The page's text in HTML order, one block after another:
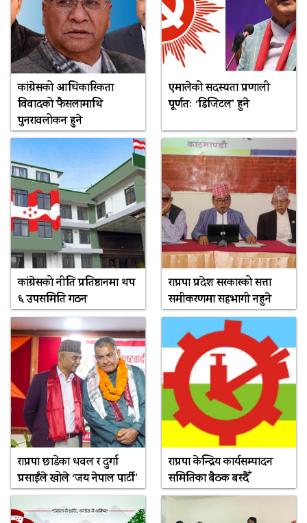
कांग्रेसको आधिकारिकता
विवादको फैसलामाथि
पुनरावलोकन हुने
एमालेको सदस्यता प्रणाली
पूर्णतः ‘डिजिटल’ हुने
कांग्रेसको नीति प्रतिष्ठानमा थप
६ उपसमिति गठन
राप्रपा प्रदेश सरकारको सत्ता
समीकरणमा सहभागी नहुने
राप्रपा छाडेका धवल र दुर्गा
प्रसाईंले खोले ‘जय नेपाल पार्टी’
राप्रपा केन्द्रिय कार्यसम्पादन
समितिका बैठक बस्दैँ